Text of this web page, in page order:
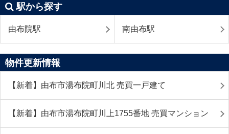
駅から探す
由布院駅 南由布駅
物件更新情報
【新着】由布市湯布院町川北 売買一戸建て
【新着】由布市湯布院町川上1755番地 売買マンション